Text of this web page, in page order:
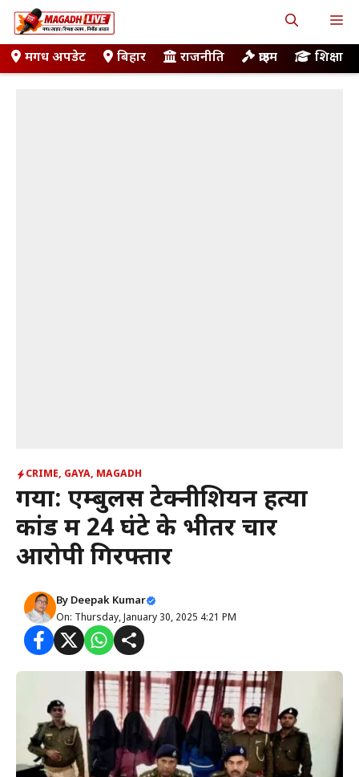
Skip
to
contentमगध अपडेट बिहार राजनीति क्राइम शिक्षा
CRIME, GAYA, MAGADH
गया: एम्बुलेंस टेक्नीशियन हत्या
कांड में 24 घंटे के भीतर चार
आरोपी गिरफ्तार
By Deepak Kumar
On: Thursday, January 30, 2025 4:21 PM